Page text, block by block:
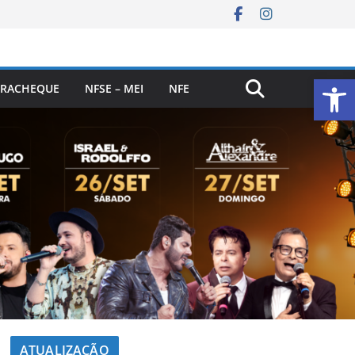
NFSE – MEI NFE
ATUALIZAÇÃO